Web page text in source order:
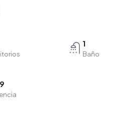
1
Baño